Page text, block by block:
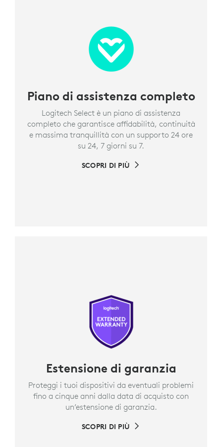
Piano di assistenza completo
Logitech Select è un piano di assistenza
completo che garantisce affidabilità, continuità
e massima tranquillità con un supporto 24 ore
su 24, 7 giorni su 7.
SCOPRI DI PIÙ
Estensione di garanzia
Proteggi i tuoi dispositivi da eventuali problemi
fino a cinque anni dalla data di acquisto con
un’estensione di garanzia.
SCOPRI DI PIÙ